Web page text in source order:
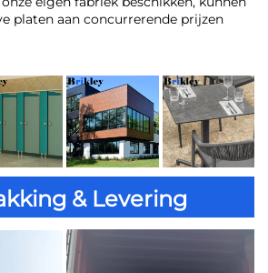
platen aan concurrerende prijzen
& Levering